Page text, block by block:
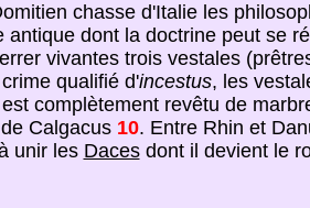
chasse d'Italie les
dont la doctrine peut se
vivantes trois vestales
qualifié d'incestus, les
complètement revêtu de
Calgacus 10. Entre Rhin et
unir les Dacesdont il devient le